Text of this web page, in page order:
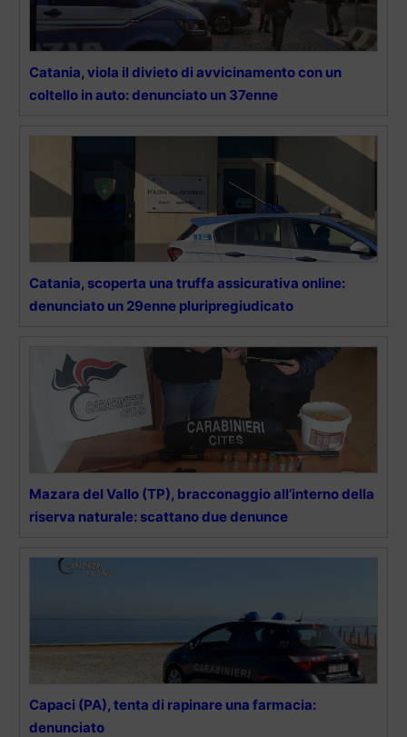
Catania, viola il divieto di avvicinamento con un
coltello in auto: denunciato un 37enne
Catania, scoperta una truffa assicurativa online:
denunciato un 29enne pluripregiudicato
Mazara del Vallo (TP), bracconaggio all’interno della
riserva naturale: scattano due denunce
Capaci (PA), tenta di rapinare una farmacia:
denunciato